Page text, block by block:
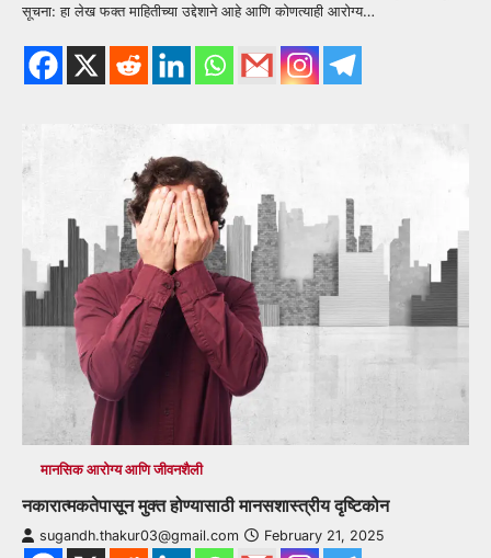
सूचना: हा लेख फक्त माहितीच्या उद्देशाने आहे आणि कोणत्याही आरोग्य…
मानसिक आरोग्य आणि जीवनशैली
नकारात्मकतेपासून मुक्त होण्यासाठी मानसशास्त्रीय दृष्टिकोन
sugandh.thakur03@gmail.com February 21, 2025